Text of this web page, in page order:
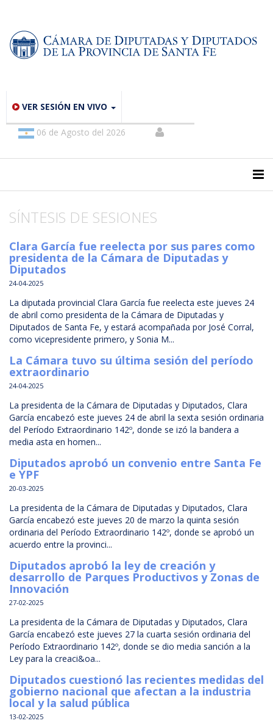
VER SESIÓN EN VIVO
06 de Agosto del 2026
SÍNTESIS DE SESIONES
Clara García fue reelecta por sus pares como
presidenta de la Cámara de Diputadas y
Diputados
24-04-2025
La diputada provincial Clara García fue reelecta este jueves 24
de abril como presidenta de la Cámara de Diputadas y
Diputados de Santa Fe, y estará acompañada por José Corral,
como vicepresidente primero, y Sonia M...
La Cámara tuvo su última sesión del período
extraordinario
24-04-2025
La presidenta de la Cámara de Diputadas y Diputados, Clara
García encabezó este jueves 24 de abril la sexta sesión ordinaria
del Período Extraordinario 142º, donde se izó la bandera a
media asta en homen...
Diputados aprobó un convenio entre Santa Fe
e YPF
20-03-2025
La presidenta de la Cámara de Diputadas y Diputados, Clara
García encabezó este jueves 20 de marzo la quinta sesión
ordinaria del Período Extraordinario 142º, donde se aprobó un
acuerdo entre la provinci...
Diputados aprobó la ley de creación y
desarrollo de Parques Productivos y Zonas de
Innovación
27-02-2025
La presidenta de la Cámara de Diputadas y Diputados, Clara
García encabezó este jueves 27 la cuarta sesión ordinaria del
Período Extraordinario 142º, donde se dio media sanción a la
Ley para la creaci&oa...
Diputados cuestionó las recientes medidas del
gobierno nacional que afectan a la industria
local y la salud pública
13-02-2025